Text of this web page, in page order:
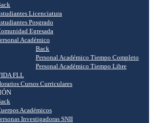
Licenciatura
Posgrado
Egresada
Académico
Back
Personal Académico Tiempo Completo
Personal Académico Tiempo Libre
FLL
Cursos Curriculares
Académicos
Investigadoras SNII